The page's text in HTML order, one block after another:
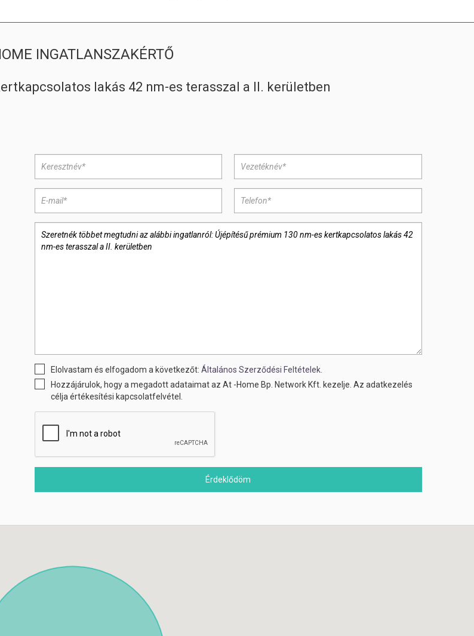
INGATLANSZAKÉRTŐ
lakás 42 nm-es terasszal a II. kerületben
Elolvastam és elfogadom a következőt: Általános Szerződési Feltételek.
Hozzájárulok, hogy a megadott adataimat az At -Home Bp. Network Kft. kezelje. Az adatkezelés
célja értékesítési kapcsolatfelvétel.
Érdeklődöm